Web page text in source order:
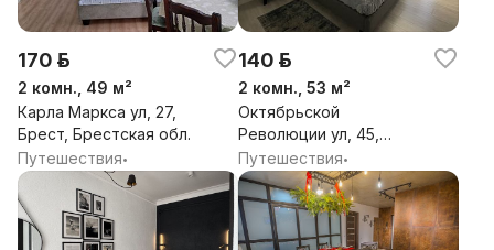
170 р.
2 комн., 49 м²
Карла Маркса ул, 27,
Брест, Брестская обл.
Путешествия•
140 р.
2 комн., 53 м²
Октябрьской
Революции ул, 45,
Брест, Брестская обл.
Путешествия•